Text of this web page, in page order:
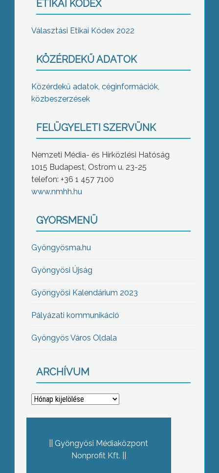
ETIKAI KÓDEX
Választási Etikai Kódex 2022
KÖZÉRDEKŰ ADATOK
Közérdekű adatok, céginformációk,
közbeszerzések
FELÜGYELETI SZERVÜNK
Nemzeti Média- és Hírközlési Hatóság
1015 Budapest, Ostrom u. 23-25
telefon: +36 1 457 7100
www.nmhh.hu
GYORSMENÜ
Gyöngyösma.hu
Gyöngyösi Újság
Gyöngyösi Kalendárium 2023
Pályázati kommunikáció
Gyöngyös Város Oldala
ARCHÍVUM
Archívum
Gyöngyösi Médiaközpont
Nonprofit Kft.